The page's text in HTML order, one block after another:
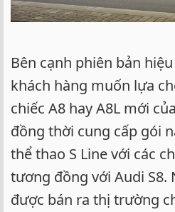
Bên cạnh phiên bản
khách hàng muốn lựa
chiếc A8 hay A8L mới
đồng thời cung cấp gói
thể thao S Line với các
tương đồng với Audi S8.
được bán ra thị trường